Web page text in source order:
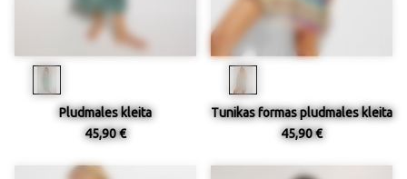
Pludmales kleita
45,90 €
Tunikas formas pludmales kleita
45,90 €